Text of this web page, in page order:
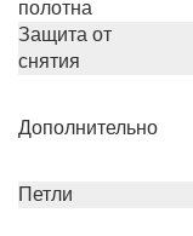
полотна
Защита от
снятия
Дополнительно
Петли